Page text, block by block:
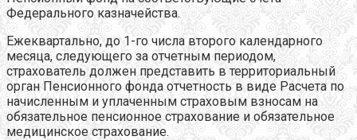
Федерального казначейства.
Ежеквартально, до 1-го числа второго календарного
месяца, следующего за отчетным периодом,
страхователь должен представить в территориальный
орган Пенсионного фонда отчетность в виде Расчета по
начисленным и уплаченным страховым взносам на
обязательное пенсионное страхование и обязательное
медицинское страхование.